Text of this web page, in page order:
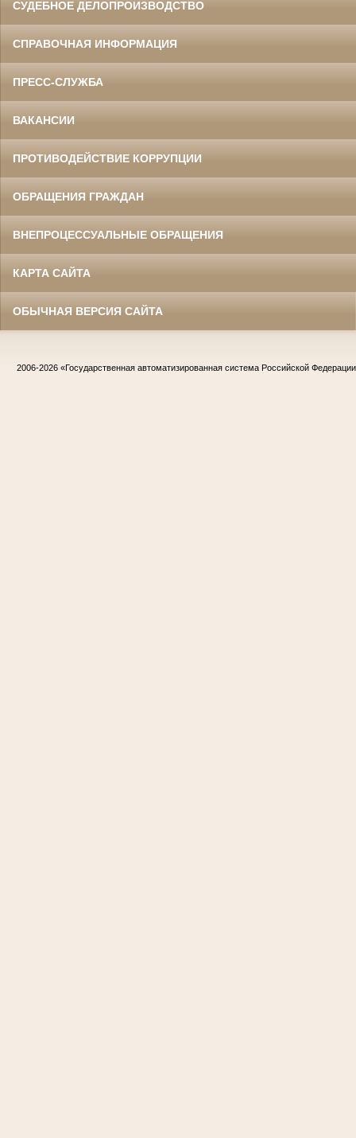
СУДЕБНОЕ ДЕЛОПРОИЗВОДСТВО
СПРАВОЧНАЯ ИНФОРМАЦИЯ
ПРЕСС-СЛУЖБА
ВАКАНСИИ
ПРОТИВОДЕЙСТВИЕ КОРРУПЦИИ
ОБРАЩЕНИЯ ГРАЖДАН
ВНЕПРОЦЕССУАЛЬНЫЕ ОБРАЩЕНИЯ
КАРТА САЙТА
ОБЫЧНАЯ ВЕРСИЯ САЙТА
2006-2026 «Государственная автоматизированная система Российской